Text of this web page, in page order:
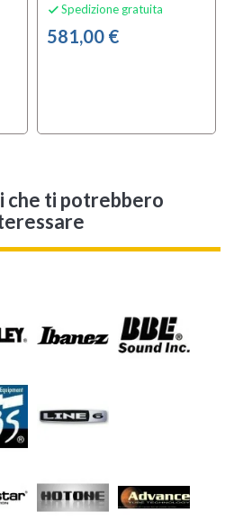
 Spedizione gratuita
581,00 €
che ti potrebbero